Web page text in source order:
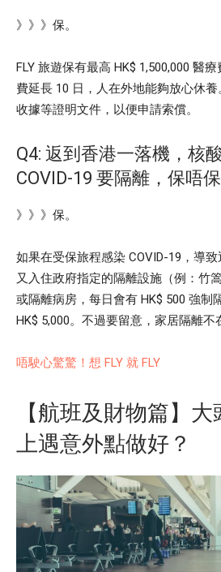
》》》保。
FLY 旅遊保有最高 HK$ 1,500,000 醫
費延長 10 日，人在外地能夠放心休養
收據等證明文件，以便申請索償。
Q4: 返到香港一落機，核
COVID-19 要隔離，保唔保
》》》保。
如果在受保旅程感染 COVID-19，導
又入住政府指定的隔離設施（例：竹
或隔離病房，每日會有 HK$ 500 強制
HK$ 5,000。不過要留意，家居隔離不
唔駛心驚驚！想 FLY 就 FLY
【航班及財物篇】
上遇意外點做好？